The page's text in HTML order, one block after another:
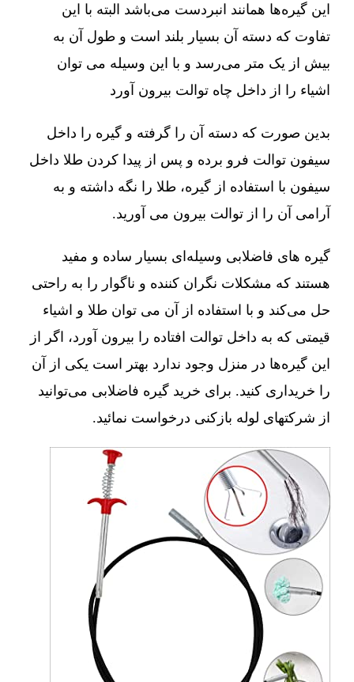
این گیره‌ها همانند انبردست می‌باشد البته با این
تفاوت که دسته آن بسیار بلند است و طول آن به
بیش از یک متر می‌رسد و با این وسیله می توان
اشیاء را از داخل چاه توالت بیرون آورد
بدین صورت که دسته آن را گرفته و گیره را داخل
سیفون توالت فرو برده و پس از پیدا کردن طلا داخل
سیفون با استفاده از گیره، طلا را نگه داشته و به
آرامی آن را از توالت بیرون می آورید.
گیره های فاضلابی وسیله‌ای بسیار ساده و مفید
هستند که مشکلات نگران کننده و ناگوار را به راحتی
حل می‌کند و با استفاده از آن می توان طلا و اشیاء
قیمتی که به داخل توالت افتاده را بیرون آورد، اگر از
این گیره‌ها در منزل وجود ندارد بهتر است یکی از آن
را خریداری کنید. برای خرید گیره فاضلابی می‌توانید
از شرکتهای لوله بازکنی درخواست نمائید.